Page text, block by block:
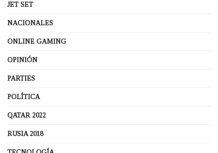
JET SET
NACIONALES
ONLINE GAMING
OPINIÓN
PARTIES
POLÍTICA
QATAR 2022
RUSIA 2018